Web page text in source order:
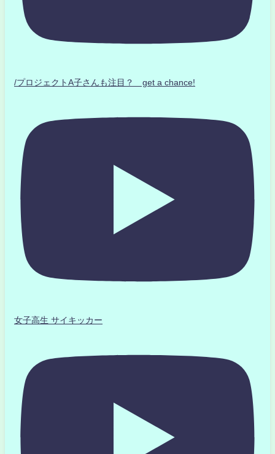
/プロジェクトA子さんも注目？ get a chance!
女子高生 サイキッカー